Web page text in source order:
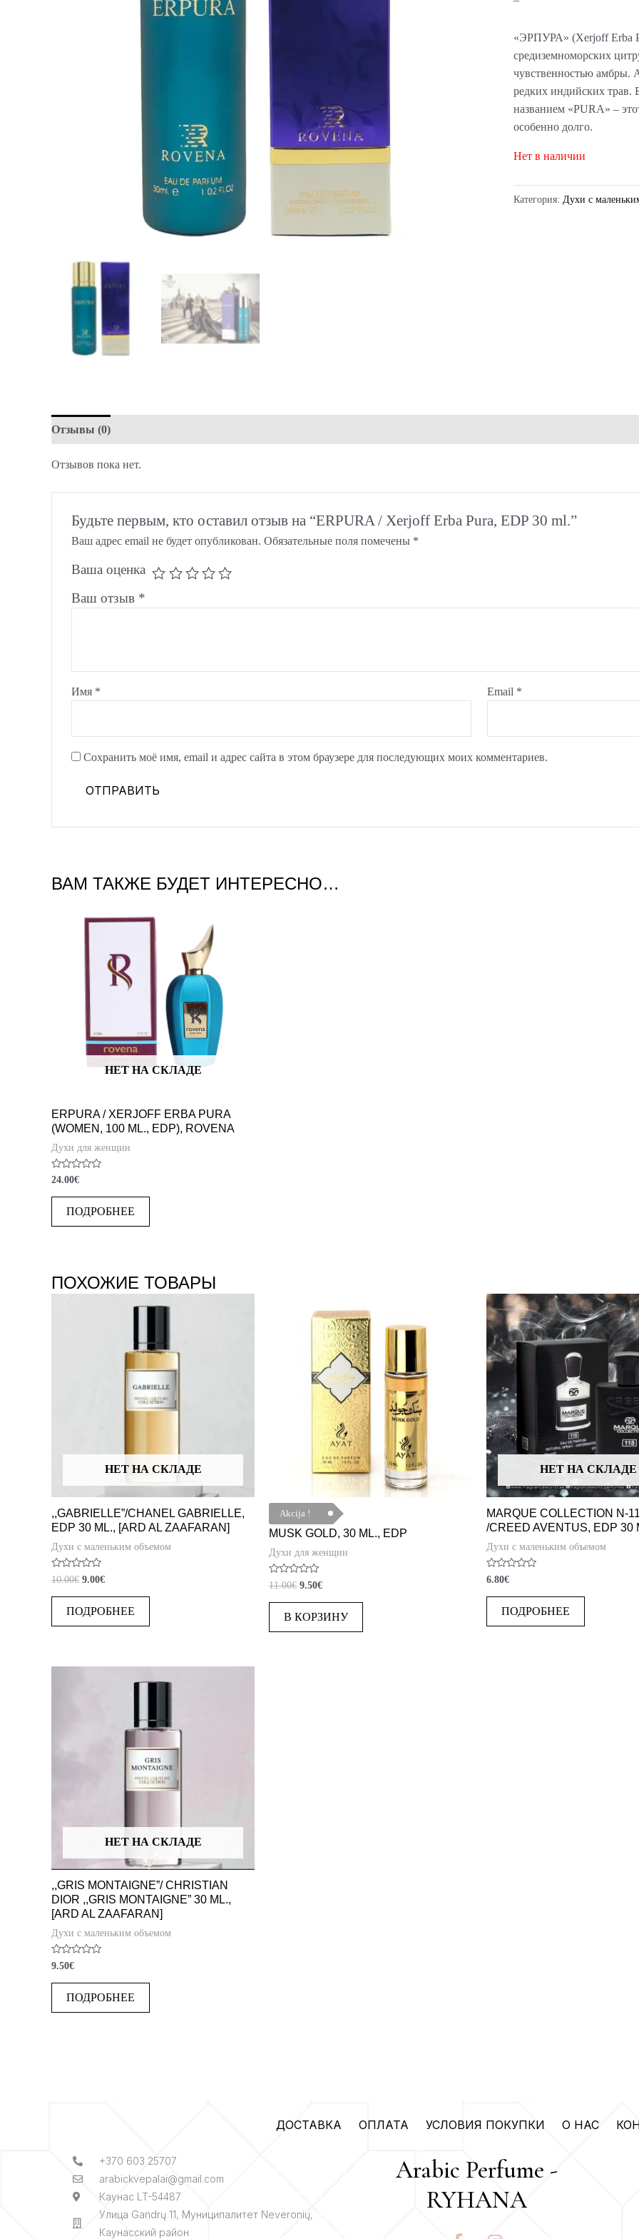
«ЭРПУРА» (Xerjoff Erba
средиземноморских
чувственностью амбры.
редких индийских трав.
названием «PURA» –
особенно долго.
Нет в наличии
Категория: Духи с
Отзывы (0)
Отзывов пока нет.
Будьте первым, кто оставил отзыв на “ERPURA / Xerjoff Erba Pura, EDP 30 ml.”
Ваш адрес email не будет опубликован. Обязательные поля помечены *
Ваша оценка
Ваш отзыв *
Имя * Email *
Сохранить моё имя, email и адрес сайта в этом браузере для последующих моих комментариев.
ВАМ ТАКЖЕ БУДЕТ ИНТЕРЕСНО…
НЕТ НА СКЛАДЕ
ERPURA / XERJOFF ERBA PURA
(WOMEN, 100 ML., EDP), ROVENA
Духи для женщин
Оценка
из
24.00€
ПОДРОБНЕЕ
ПОХОЖИЕ ТОВАРЫ
НЕТ НА СКЛАДЕ
,,GABRIELLE”/CHANEL GABRIELLE,
EDP 30 ML., [ARD AL ZAAFARAN]
Духи с маленьким объемом
Оценка
0
из
10.00€ 9.00€
ПОДРОБНЕЕ
Akcija !
MUSK GOLD, 30 ML., EDP
Духи для женщин
Оценка
0
из
11.00€ 9.50€
В КОРЗИНУ
НЕТ НА СКЛАДЕ
MARQUE COLLECTION N-
/CREED AVENTUS, EDP 30
Духи с маленьким объемом
Оценка
0
из
6.80€
ПОДРОБНЕЕ
НЕТ НА СКЛАДЕ
,,GRIS MONTAIGNE”/ CHRISTIAN
DIOR ,,GRIS MONTAIGNE” 30 ML.,
[ARD AL ZAAFARAN]
Духи с маленьким объемом
Оценка
0
из
9.50€
ПОДРОБНЕЕ
ДОСТАВКА ОПЛАТА УСЛОВИЯ ПОКУПКИ О НАС
+370 603 25707
arabickvepalai@gmail.com
Каунас LT-54487
Улица Gandrų 11, Муниципалитет Neveronių,
Каунасский район
Arabic Perfume -
RYHANA